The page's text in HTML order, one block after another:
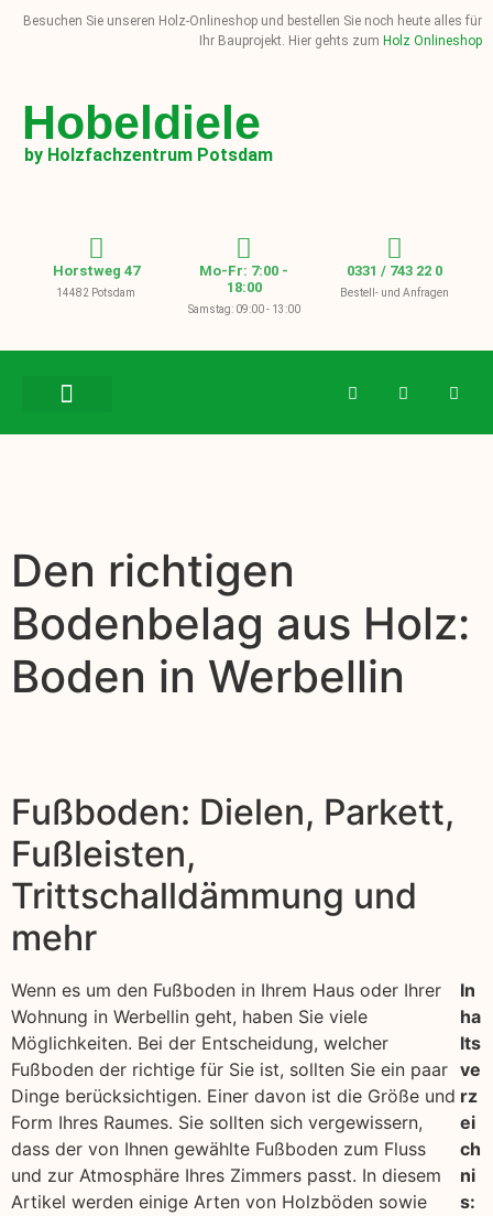
Besuchen Sie unseren Holz-Onlineshop und bestellen Sie noch heute alles für
Ihr Bauprojekt. Hier gehts zum Holz Onlineshop
Hobeldiele
by Holzfachzentrum Potsdam
Horstweg 47
14482 Potsdam
Mo-Fr: 7:00 -
18:00
Samstag: 09:00 - 13:00
0331 / 743 22 0
Bestell- und Anfragen
Den richtigen
Bodenbelag aus Holz:
Boden in Werbellin
Fußboden: Dielen, Parkett,
Fußleisten,
Trittschalldämmung und
mehr
Wenn es um den Fußboden in Ihrem Haus oder Ihrer
Wohnung in Werbellin geht, haben Sie viele
Möglichkeiten. Bei der Entscheidung, welcher
Fußboden der richtige für Sie ist, sollten Sie ein paar
Dinge berücksichtigen. Einer davon ist die Größe und
Form Ihres Raumes. Sie sollten sich vergewissern,
dass der von Ihnen gewählte Fußboden zum Fluss
und zur Atmosphäre Ihres Zimmers passt. In diesem
Artikel werden einige Arten von Holzböden sowie
In
ha
lts
ve
rz
ei
ch
ni
s: